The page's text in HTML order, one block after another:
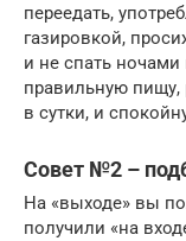
переедать,
газировкой,
и не спать
правильную пищу,
в сутки, и
Совет №2 –
На «выходе» вы
получили «на